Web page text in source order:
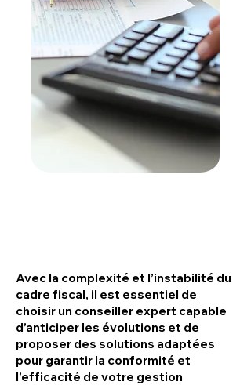
Avec la complexité et l’instabilité du
cadre fiscal, il est essentiel de
choisir un conseiller expert capable
d’anticiper les évolutions et de
proposer des solutions adaptées
pour garantir la conformité et
l’efficacité de votre gestion